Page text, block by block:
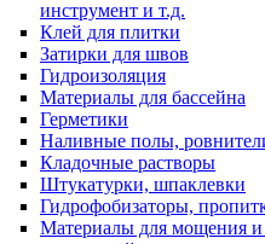
инструмент и т.д.
Клей для плитки
Затирки для швов
Гидроизоляция
Материалы для бассейна
Герметики
Наливные полы,
Кладочные растворы
Штукатурки, шпаклевки
Гидрофобизаторы,
Материалы для мощения и